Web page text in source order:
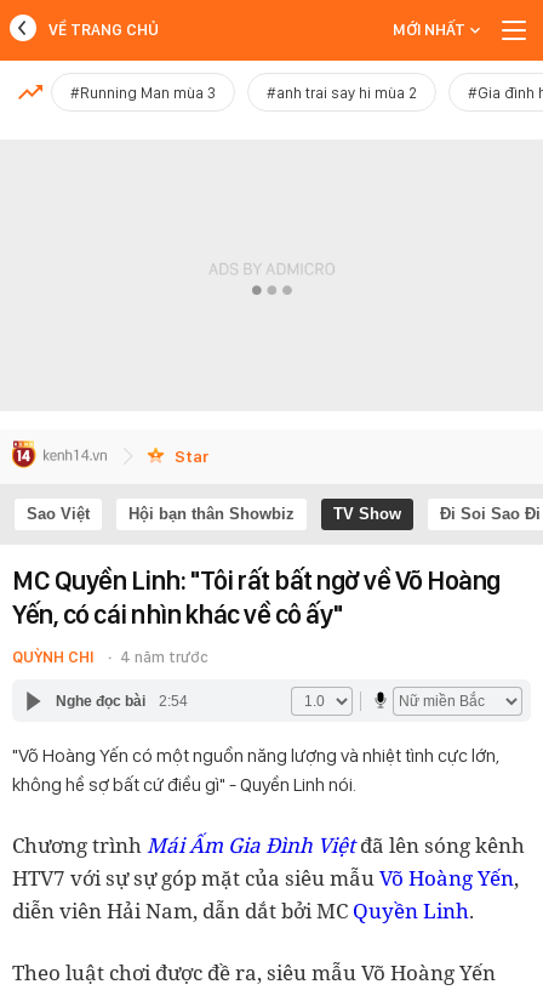
MỚI NHẤT
VỀ TRANG CHỦ MỚI NHẤT
#Running Man mùa 3 #anh trai say hi mùa 2 #Gia đình
Star
Sao Việt Hội bạn thân Showbiz TV Show Đi Soi Sao Đi
MC Quyền Linh: "Tôi rất bất ngờ về Võ Hoàng
Yến, có cái nhìn khác về cô ấy"
QUỲNH CHI 4 năm trước
Nghe đọc bài 2:54
"Võ Hoàng Yến có một nguồn năng lượng và nhiệt tình cực lớn,
không hề sợ bất cứ điều gì" - Quyền Linh nói.
Chương trìnhMái Ấm Gia Đình Việtđã lên sóng kênh
HTV7 với sự sự góp mặt của siêu mẫuVõ Hoàng Yến,
diễn viên Hải Nam, dẫn dắt bởi MC Quyền Linh.
Theo luật chơi được đề ra, siêu mẫu Võ Hoàng Yến